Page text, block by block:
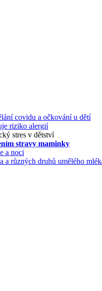
covidu a očkování u dětí
riziko alergií
stres v dětství
stravy maminky
a noci
a různých druhů umělého